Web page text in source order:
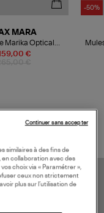
€
MARA
Marika Optical
'S Max Mara
-50%
similaires à des fins de
collaboration avec des
choix via « Paramétrer »,
ceux non strictement
plus sur l’utilisation de
Continuer sans accepter